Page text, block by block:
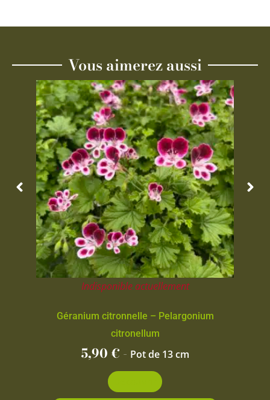
Vous aimerez aussi
Indisponible actuellement
Géranium citronnelle – Pelargonium
citronellum
5,90€ - Pot de 13 cm